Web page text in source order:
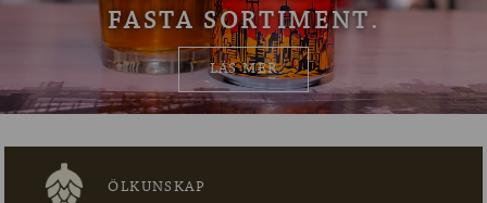
OM ÖLKOLLEN
KONTAKTA OSS
FASTA SORTIMENT.
LÄS MER
ÖLKUNSKAP